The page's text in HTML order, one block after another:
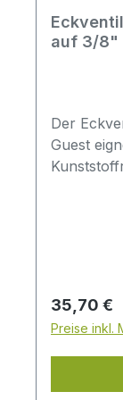
auf 3/8"
Der
Guest
Adapter
erleichtert
Regulärer
35,70 €
Preise inkl.